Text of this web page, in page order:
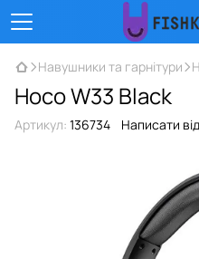
Навушники та гарнітури
Hoco W33 Black
Артикул: 136734 Написати